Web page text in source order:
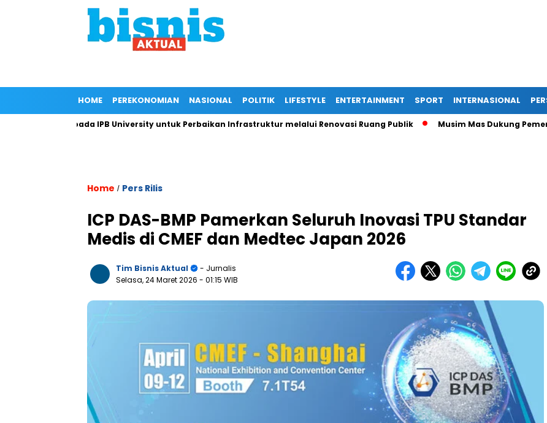
HOME PEREKONOMIAN NASIONAL POLITIK LIFESTYLE ENTERTAINMENT SPORT INTERNASIONAL
Kepada IPB University untuk Perbaikan Infrastruktur melalui Renovasi Ruang Publik Musim Mas Dukung Pemerintah
Home / Pers Rilis
ICP DAS-BMP Pamerkan Seluruh Inovasi TPU Standar
Medis di CMEF dan Medtec Japan 2026
Tim Bisnis Aktual
- Jurnalis
Selasa, 24 Maret 2026 - 01:15 WIB